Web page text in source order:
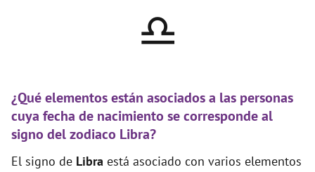
♎
¿Qué elementos están asociados a las personas
cuya fecha de nacimiento se corresponde al
signo del zodiaco Libra?
El signo de Libra está asociado con varios elementos